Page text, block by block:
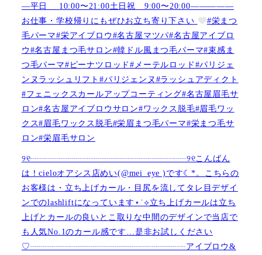
—平日 10:00〜21:00土日祝 9:00〜20:00—————
お仕事・学校帰りにもぜひお立ち寄り下さい
#栄まつ
毛パーマ#栄アイブロウ#名古屋マツパ#名古屋アイブロ
ウ#名古屋まつ毛サロン#韓ドル風まつ毛パーマ#束感ま
つ毛パーマ#ピーナツロッド#メーテルロッド#パリジェ
ンヌラッシュリフト#パリジェンヌ#ラッシュアディクト
#フェニックスカールアップコーティング#名古屋眉毛サ
ロン#名古屋アイブロウサロン#ワックス脱毛#眉毛ワッ
クス#眉毛ワックス脱毛#栄眉まつ毛パーマ#栄まつ毛サ
ロン#栄眉毛サロン
୨୧┈┈┈┈┈┈┈┈┈┈┈┈┈┈┈┈┈┈୨୧こんばん
は！cieloオアシス店めい(@mei_eye )です︎︎☾*。こちらの
お客様は・立ち上げカール・目尻を流してタレ目デザイ
ンでのlashliftになっています⋆˙⟡立ち上げカールは立ち
上げとカールの良いとこ取りな中間のデザインで当店で
も人気No.1のカール感です…是非お試しください️
♡┈┈┈┈┈┈┈┈┈┈┈┈┈┈┈┈┈┈アイブロウ&